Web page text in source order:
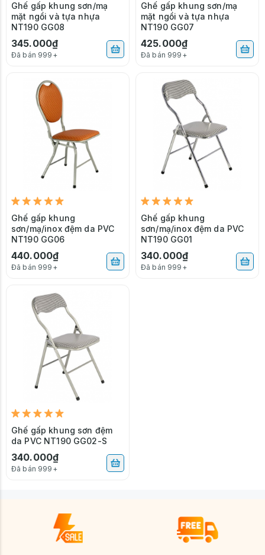
Ghế gấp khung sơn/mạ
mặt ngồi và tựa nhựa
NT190 GG08
345.000₫
Đã bán 999+
Ghế gấp khung sơn/mạ
mặt ngồi và tựa nhựa
NT190 GG07
425.000₫
Đã bán 999+
Ghế gấp khung
sơn/mạ/inox đệm da PVC
NT190 GG06
440.000₫
Đã bán 999+
Ghế gấp khung
sơn/mạ/inox đệm da PVC
NT190 GG01
340.000₫
Đã bán 999+
Ghế gấp khung sơn đệm
da PVC NT190 GG02-S
340.000₫
Đã bán 999+